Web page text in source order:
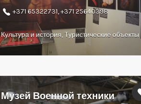
+371 65322731, +371 25640398
Культура и история, Туристические объекты
Музей Военной техники